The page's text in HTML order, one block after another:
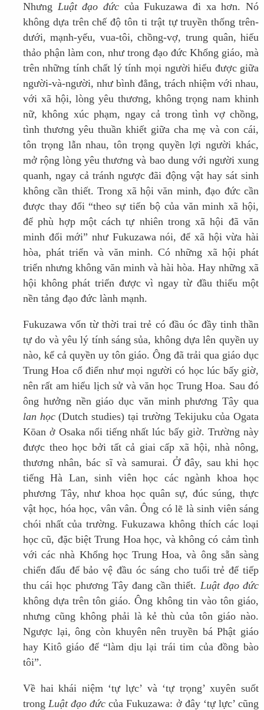
Nhưng Luật đạo đức của Fukuzawa đi xa hơn. Nó
không dựa trên chế độ tôn ti trật tự truyền thống trên-
dưới, mạnh-yếu, vua-tôi, chồng-vợ, trung quân, hiếu
thảo phận làm con, như trong đạo đức Khổng giáo, mà
trên những tính chất lý tính mọi người hiểu được giữa
người-và-người, như bình đẳng, trách nhiệm với nhau,
với xã hội, lòng yêu thương, không trọng nam khinh
nữ, không xúc phạm, ngay cả trong tình vợ chồng,
tình thương yêu thuần khiết giữa cha mẹ và con cái,
tôn trọng lẫn nhau, tôn trọng quyền lợi người khác,
mở rộng lòng yêu thương và bao dung với người xung
quanh, ngay cả tránh ngược đãi động vật hay sát sinh
không cần thiết. Trong xã hội văn minh, đạo đức cần
được thay đổi “theo sự tiến bộ của văn minh xã hội,
để phù hợp một cách tự nhiên trong xã hội đã văn
minh đổi mới” như Fukuzawa nói, để xã hội vừa hài
hòa, phát triển và văn minh. Có những xã hội phát
triển nhưng không văn minh và hài hòa. Hay những xã
hội không phát triển được vì ngay từ đầu thiếu một
nền tảng đạo đức lành mạnh.
Fukuzawa vốn từ thời trai trẻ có đầu óc đầy tinh thần
tự do và yêu lý tính sáng sủa, không dựa lên quyền uy
nào, kể cả quyền uy tôn giáo. Ông đã trải qua giáo dục
Trung Hoa cổ điển như mọi người có học lúc bấy giờ,
nên rất am hiểu lịch sử và văn học Trung Hoa. Sau đó
ông hưởng nền giáo dục văn minh phương Tây qua
lan học(Dutch studies) tại trường Tekijuku của Ogata
Kōan ở Osaka nổi tiếng nhất lúc bấy giờ. Trường này
được theo học bởi tất cả giai cấp xã hội, nhà nông,
thương nhân, bác sĩ và samurai. Ở đây, sau khi học
tiếng Hà Lan, sinh viên học các ngành khoa học
phương Tây, như khoa học quân sự, đúc súng, thực
vật học, hóa học, vân vân. Ông có lẽ là sinh viên sáng
chói nhất của trường. Fukuzawa không thích các loại
học cũ, đặc biệt Trung Hoa học, và không có cảm tình
với các nhà Khổng học Trung Hoa, và ông sẵn sàng
chiến đấu để bảo vệ đầu óc sáng cho tuổi trẻ để tiếp
thu cái học phương Tây đang cần thiết. Luật đạo đức
không dựa trên tôn giáo. Ông không tin vào tôn giáo,
nhưng cũng không phải là kẻ thù của tôn giáo nào.
Ngược lại, ông còn khuyên nên truyền bá Phật giáo
hay Kitô giáo để “làm dịu lại trái tim của đồng bào
tôi”.
Về hai khái niệm ‘tự lực’ và ‘tự trọng’ xuyên suốt
trongLuật đạo đức của Fukuzawa: ở đây ‘tự lực’ cũng